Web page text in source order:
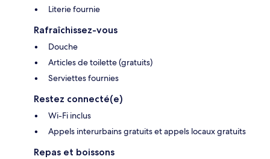
Literie fournie
Rafraîchissez-vous
Douche
Articles de toilette (gratuits)
Serviettes fournies
Restez connecté(e)
Wi-Fi inclus
Appels interurbains gratuits et appels locaux gratuits
Repas et boissons